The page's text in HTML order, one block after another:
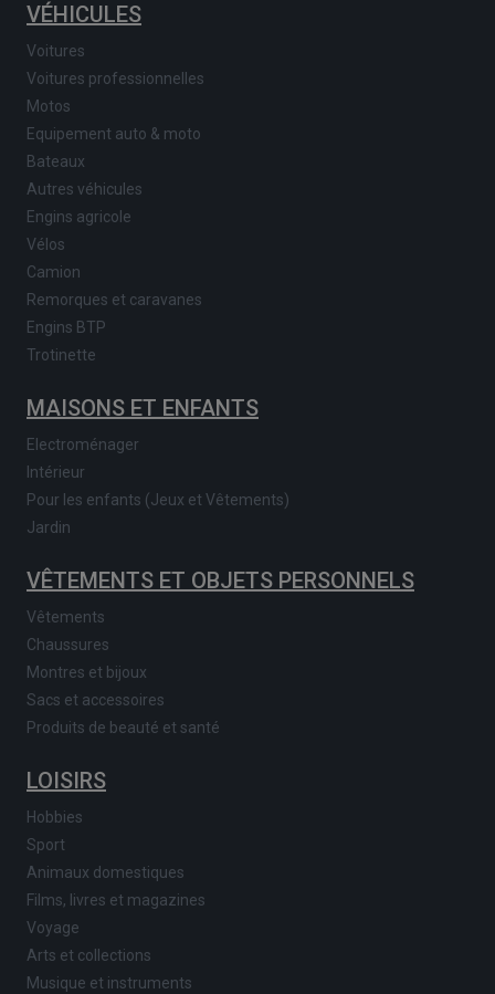
VÉHICULES
Voitures
Voitures professionnelles
Motos
Equipement auto & moto
Bateaux
Autres véhicules
Engins agricole
Vélos
Camion
Remorques et caravanes
Engins BTP
Trotinette
MAISONS ET ENFANTS
Electroménager
Intérieur
Pour les enfants (Jeux et Vêtements)
Jardin
VÊTEMENTS ET OBJETS PERSONNELS
Vêtements
Chaussures
Montres et bijoux
Sacs et accessoires
Produits de beauté et santé
LOISIRS
Hobbies
Sport
Animaux domestiques
Films, livres et magazines
Voyage
Arts et collections
Musique et instruments